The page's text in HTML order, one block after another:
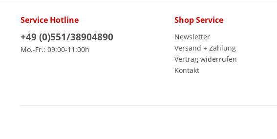
Service Hotline
+49 (0)551/38904890
Mo.-Fr.: 09:00-11:00h
Shop Service
Newsletter
Versand + Zahlung
Vertrag widerrufen
Kontakt